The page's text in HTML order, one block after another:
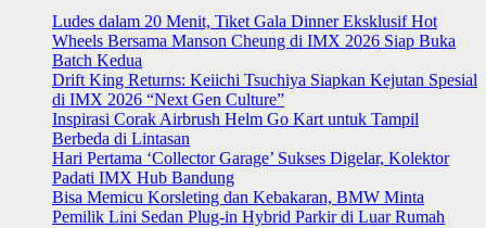
Ludes dalam 20 Menit, Tiket Gala Dinner Eksklusif Hot
Wheels Bersama Manson Cheung di IMX 2026 Siap Buka
Batch Kedua
Drift King Returns: Keiichi Tsuchiya Siapkan Kejutan Spesial
di IMX 2026 “Next Gen Culture”
Inspirasi Corak Airbrush Helm Go Kart untuk Tampil
Berbeda di Lintasan
Hari Pertama ‘Collector Garage’ Sukses Digelar, Kolektor
Padati IMX Hub Bandung
Bisa Memicu Korsleting dan Kebakaran, BMW Minta
Pemilik Lini Sedan Plug-in Hybrid Parkir di Luar Rumah